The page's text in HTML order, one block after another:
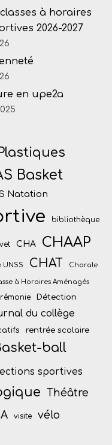
à horaires
2026-2027
en upe2a
Basket
Natation
bibliothèque
CHA CHAAP
CHAT Chorale
à Horaires Aménagés
Détection
du collège
rentrée scolaire
ball
sportives
Théâtre
visite vélo